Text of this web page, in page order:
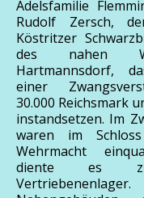
Adelsfamilie
Rudolf Zersch,
Köstritzer
des nahen
Hartmannsdorf,
einer
30.000 Reichsmark
instandsetzen. Im
waren im
Wehrmacht
diente es